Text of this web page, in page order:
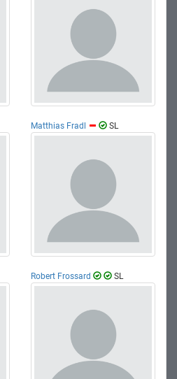
Matthias Fradl SL
Robert Frossard SL